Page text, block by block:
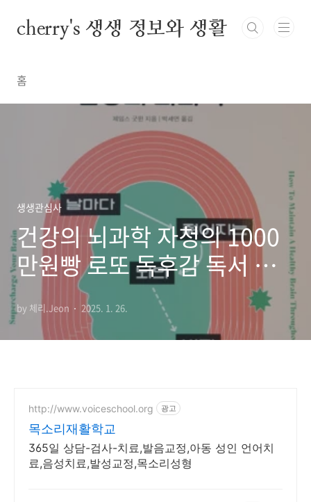
cherry's 생생 정보와 생활
홈
생생관심사
건강의 뇌과학 자청의 1000
만원빵 로또 독후감 독서 이
벤트 책 추천 리뷰
by 체리.Jeon 2025. 1. 26.
http://www.voiceschool.org 광고
목소리재활학교
365일 상담-검사-치료,발음교정,아동 성인 언어치
료,음성치료,발성교정,목소리성형